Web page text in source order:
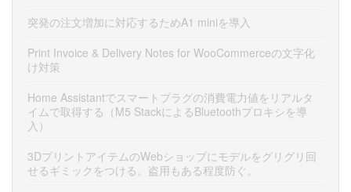
突発の注文増加に対応するためA1 miniを導入
Print Invoice & Delivery Notes for WooCommerceの文字化
け対策
Home Assistantでスマートプラグの消費電力値をリアルタ
イムで取得する（M5 StackによるBluetoothプロキシを導
入）
3DプリントアイテムのWebショップにモデルをグリグリ回
せるギミックをつける。盗用もある程度防ぐ。